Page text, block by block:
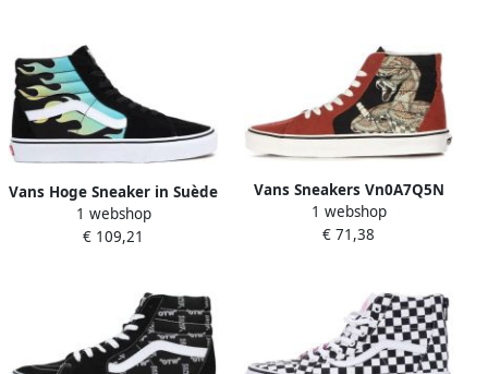
Vans Hoge Sneaker in Suède
en Canvas Multicolor
1 webshop
€ 109,21
Vans Sneakers Vn0A7Q5N
Sk8 Hi Rood Heren
1 webshop
€ 71,38